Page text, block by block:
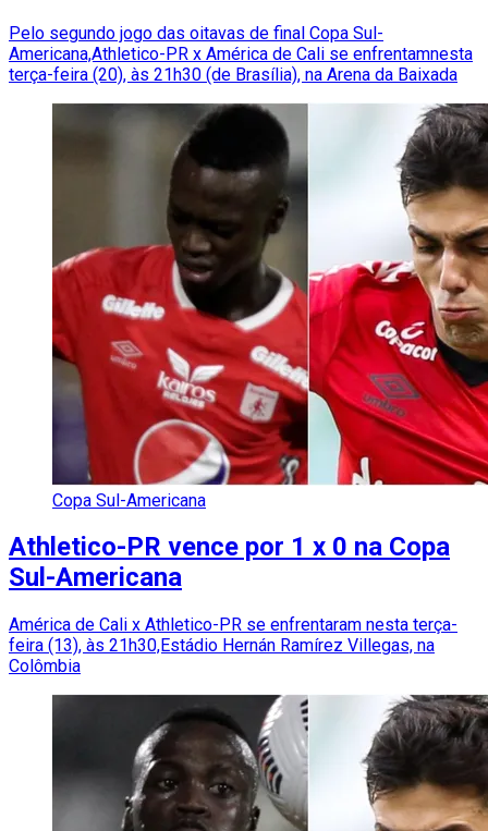
Pelo segundo jogo das oitavas de final Copa Sul-
Americana,Athletico-PR x América de Cali se enfrentamnesta
terça-feira (20), às 21h30 (de Brasília), na Arena da Baixada
Copa Sul-Americana
Athletico-PR vence por 1 x 0 na Copa
Sul-Americana
América de Cali x Athletico-PR se enfrentaram nesta terça-
feira (13), às 21h30,Estádio Hernán Ramírez Villegas, na
Colômbia